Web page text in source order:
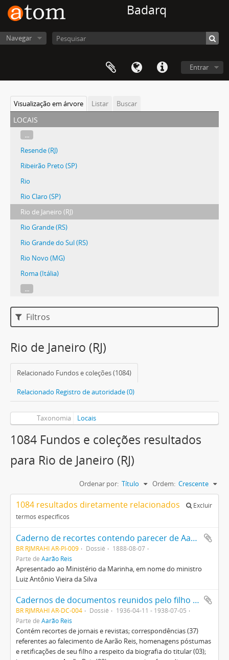
Badarq
Navegar
Entrar
Visualização em árvore Listar Buscar
locais
...
Resende (RJ)
Ribeirão Preto (SP)
Rio
Rio Claro (SP)
Rio de Janeiro (RJ)
Rio Grande (RS)
Rio Grande do Sul (RS)
Rio Novo (MG)
Roma (Itália)
...
Filtros
Rio de Janeiro (RJ)
Relacionado Fundos e coleções (1084)
Relacionado Registro de autoridade (0)
Taxonomia Locais
1084 Fundos e coleções resultados
para Rio de Janeiro (RJ)
Ordenar por: Título Ordem: Crescente
1084 resultados diretamente relacionados
Excluir
termos específicos
Caderno de recortes contendo parecer de Aarão Reis sobre exame das obras da Ponte de Villegagnon.
BR RJMRAHI AR-PI-009 Dossiê
1888-08-07
Parte de Aarão Reis
Apresentado ao Ministério da Marinha, em nome do ministro
Luiz Antônio Vieira da Silva
Cadernos de documentos reunidos pelo filho de Aarão Reis por ocasião do falecimento dele e de sua esposa [Mariana Reis]
BR RJMRAHI AR-DC-004 Dossiê
1936-04-11 - 1938-07-05
Parte de Aarão Reis
Contém recortes de jornais e revistas; correspondências (37)
referentes ao falecimento de Aarão Reis, homenagens póstumas
e retificações de seu filho a respeito da biografia do titular (03);